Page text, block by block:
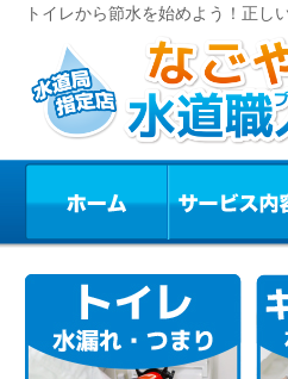
トイレから節水を始めよう！正